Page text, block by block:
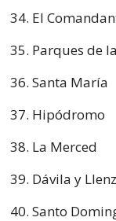
El
Parques de
Santa María
Hipódromo
La Merced
Dávila y
Santo